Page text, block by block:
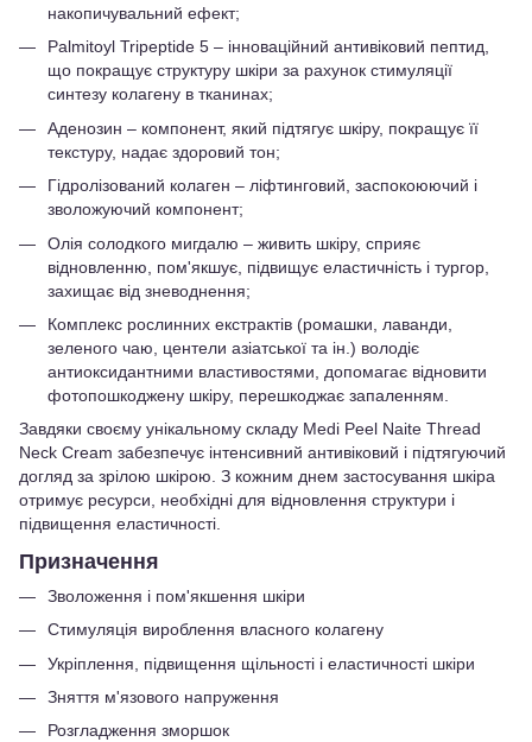
накопичувальний ефект;
Palmitoyl Tripeptide 5 – інноваційний антивіковий пептид,
що покращує структуру шкіри за рахунок стимуляції
синтезу колагену в тканинах;
Аденозин – компонент, який підтягує шкіру, покращує її
текстуру, надає здоровий тон;
Гідролізований колаген – ліфтинговий, заспокоюючий і
зволожуючий компонент;
Олія солодкого мигдалю – живить шкіру, сприяє
відновленню, пом'якшує, підвищує еластичність і тургор,
захищає від зневоднення;
Комплекс рослинних екстрактів (ромашки, лаванди,
зеленого чаю, центели азіатської та ін.) володіє
антиоксидантними властивостями, допомагає відновити
фотопошкоджену шкіру, перешкоджає запаленням.
Завдяки своєму унікальному складу Medi Peel Naite Thread
Neck Cream забезпечує інтенсивний антивіковий і підтягуючий
догляд за зрілою шкірою. З кожним днем застосування шкіра
отримує ресурси, необхідні для відновлення структури і
підвищення еластичності.
Призначення
Зволоження і пом'якшення шкіри
Стимуляція вироблення власного колагену
Укріплення, підвищення щільності і еластичності шкіри
Зняття м'язового напруження
Розгладження зморшок